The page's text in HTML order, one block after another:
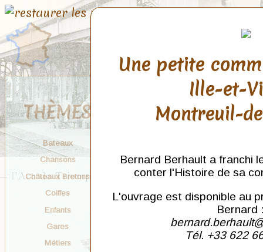
THÈMES
Bateaux
Chansons
Châteaux Bretons
Coiffes
Enfants
Gares
Métiers
Une petite
Ille-et-
Montreuil-
Bernard Berhault a franchi
conter l'Histoire de sa
L'ouvrage est disponible au
Bernard
Tél. +33 622